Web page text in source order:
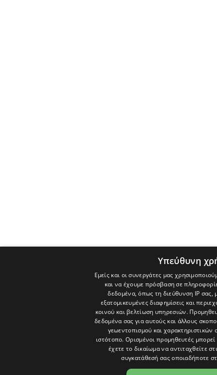
Υπεύθυνη
Εμείς και οι συνεργάτες μας
και να έχουμε πρόσβαση σε
δεδομένα, όπως τη διεύθυνση IP σας,
εξατομικευμένες διαφημίσεις και
κοινού και βελτίωση υπηρεσιών.
δεδομένα σας για αυτούς και άλλους
γεωεντοπισμού και χαρακτηριστικών
ιστότοπο. Ορισμένοι προμηθευτές
έχετε το δικαίωμα να αντιταχθείτε
συγκατάθεσή σας οποιαδήποτε